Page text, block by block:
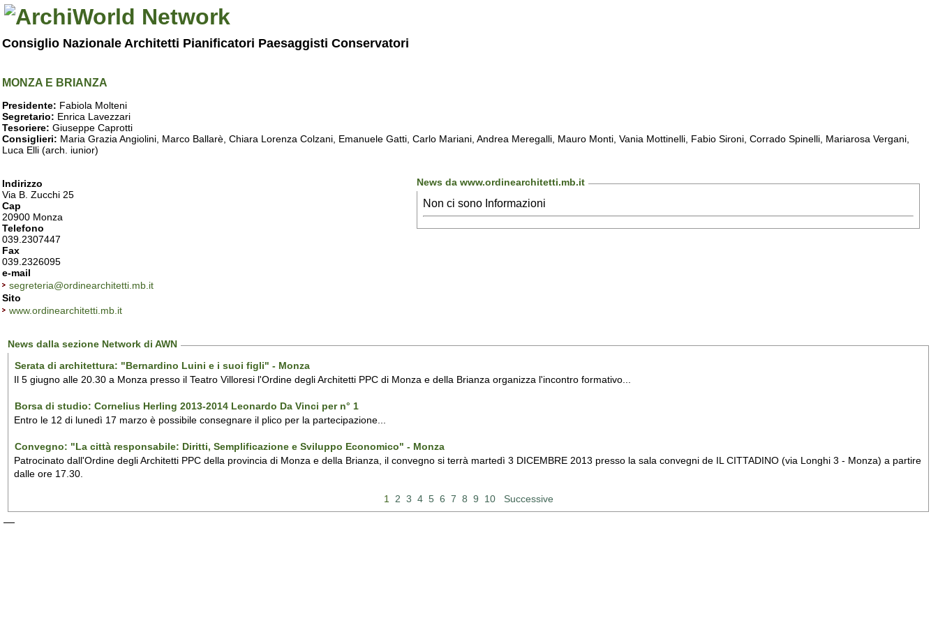
Consiglio Nazionale Architetti Pianificatori Paesaggisti Conservatori
MONZA E BRIANZA
Presidente: Fabiola Molteni
Segretario: Enrica Lavezzari
Tesoriere: Giuseppe Caprotti
Consiglieri: Maria Grazia Angiolini, Marco Ballarè, Chiara Lorenza Colzani, Emanuele Gatti, Carlo Mariani, Andrea Meregalli, Mauro Monti, Vania Mottinelli, Fabio Sironi, Corrado Spinelli, Mariarosa Vergani,
Luca Elli (arch. iunior)
Indirizzo
Via B. Zucchi 25
Cap
20900 Monza
Telefono
039.2307447
Fax
039.2326095
e-mail
segreteria@ordinearchitetti.mb.it
Sito
www.ordinearchitetti.mb.it
News da www.ordinearchitetti.mb.it
Non ci sono Informazioni
News dalla sezione Network di AWN
Serata di architettura: "Bernardino Luini e i suoi figli" - Monza
Il 5 giugno alle 20.30 a Monza presso il Teatro Villoresi l'Ordine degli Architetti PPC di Monza e della Brianza organizza l'incontro formativo...
Borsa di studio: Cornelius Herling 2013-2014 Leonardo Da Vinci per n° 1
Entro le 12 di lunedì 17 marzo è possibile consegnare il plico per la partecipazione...
Convegno: "La città responsabile: Diritti, Semplificazione e Sviluppo Economico" - Monza
Patrocinato dall'Ordine degli Architetti PPC della provincia di Monza e della Brianza, il convegno si terrà martedì 3 DICEMBRE 2013 presso la sala convegni de IL CITTADINO (via Longhi 3 - Monza) a partire
dalle ore 17.30.
1 2 3 4 5 6 7 8 9 10 Successive